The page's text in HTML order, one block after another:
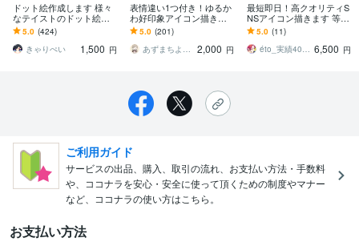
ドット絵作成します 様々
なテイストのドット絵を
制作いたします。
5.0 (424)
きゃりぺい
1,500 円
表情違い1つ付き！ゆるか
わ好印象アイコン描きま
す 商用可◎SNS/ブログ/Y
ouTube/挿絵 男女共に好
評！
5.0 (201)
あずまちよ イラストレーター
2,000 円
最短即日！高クオリティS
NSアイコン描きます 等身
もデフォルメも可！魅力
あるアイコン描きます！
5.0 (11)
éto_実績40件以上 6,500 円
ご利用ガイド
サービスの出品、購入、取引の流れ、お支払い方法・手数料
や、ココナラを安心・安全に使って頂くための制度やマナー
など、ココナラの使い方はこちら。
お支払い方法